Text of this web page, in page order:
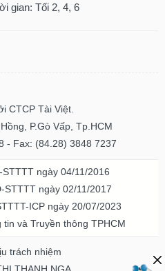
gian: Tối 2, 4, 6
CTCP Tài Việt.
P.Gò Vấp, Tp.HCM
- Fax: (84.28) 3848 7237
ngày 04/11/2016
ngày 02/11/2017
ICP ngày 20/07/2023
và Truyền thông TPHCM
trách nhiệm